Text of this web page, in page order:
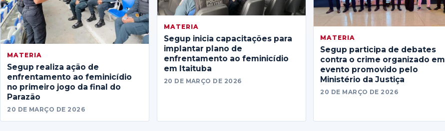
MATERIA
Segup realiza ação de
enfrentamento ao feminicídio
no primeiro jogo da final do
Parazão
20 DE MARÇO DE 2026
MATERIA
Segup inicia capacitações para
implantar plano de
enfrentamento ao feminicídio
em Itaituba
20 DE MARÇO DE 2026
MATERIA
Segup participa de debates
contra o crime organizado em
evento promovido pelo
Ministério da Justiça
20 DE MARÇO DE 2026